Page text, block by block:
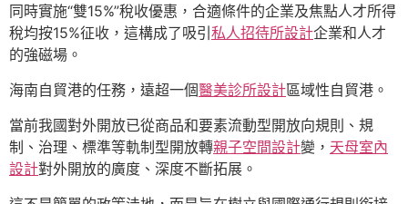
同時實施“雙15%”稅收優惠，合適條件的企業及焦點人才所得
稅均按15%征收，這構成了吸引私人招待所設計企業和人才
的強磁場。
海南自貿港的任務，遠超一個醫美診所設計區域性自貿港。
當前我國對外開放已從商品和要素流動型開放向規則、規
制、治理、標準等軌制型開放轉親子空間設計變， 天母室內
設計對外開放的廣度、深度不斷拓展。